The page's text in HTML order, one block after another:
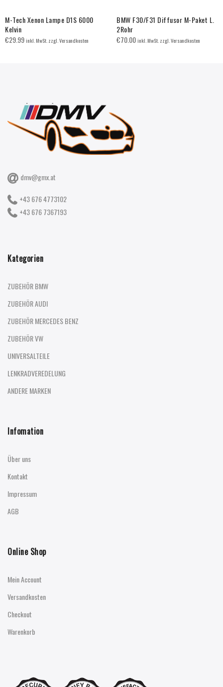
M-Tech Xenon Lampe D1S 6000
Kelvin
€29.99inkl. MwSt. zzgl. Versandkosten
BMW F30/F31 Diffusor M-Paket L.
2Rohr
€70.00inkl. MwSt. zzgl. Versandkosten
dmv@gmx.at
+43 676 4773102
+43 676 7367193
Kategorien
ZUBEHÖR BMW
ZUBEHÖR AUDI
ZUBEHÖR MERCEDES BENZ
ZUBEHÖR VW
UNIVERSALTEILE
LENKRADVEREDELUNG
ANDERE MARKEN
Infomation
Über uns
Kontakt
Impressum
AGB
Online Shop
Mein Account
Versandkosten
Checkout
Warenkorb